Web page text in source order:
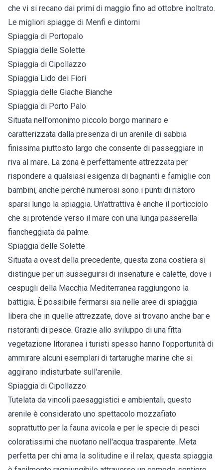
che vi si recano dai primi di maggio fino ad ottobre inoltrato.
Le migliori spiagge di Menfi e dintorni
Spiaggia di Portopalo
Spiaggia delle Solette
Spiaggia di Cipollazzo
Spiaggia Lido dei Fiori
Spiaggia delle Giache Bianche
Spiaggia di Porto Palo
Situata nell'omonimo piccolo borgo marinaro e
caratterizzata dalla presenza di un arenile di sabbia
finissima piuttosto largo che consente di passeggiare in
riva al mare. La zona è perfettamente attrezzata per
rispondere a qualsiasi esigenza di bagnanti e famiglie con
bambini, anche perché numerosi sono i punti di ristoro
sparsi lungo la spiaggia. Un'attrattiva è anche il porticciolo
che si protende verso il mare con una lunga passerella
fiancheggiata da palme.
Spiaggia delle Solette
Situata a ovest della precedente, questa zona costiera si
distingue per un susseguirsi di insenature e calette, dove i
cespugli della Macchia Mediterranea raggiungono la
battigia. È possibile fermarsi sia nelle aree di spiaggia
libera che in quelle attrezzate, dove si trovano anche bar e
ristoranti di pesce. Grazie allo sviluppo di una fitta
vegetazione litoranea i turisti spesso hanno l'opportunità di
ammirare alcuni esemplari di tartarughe marine che si
aggirano indisturbate sull'arenile.
Spiaggia di Cipollazzo
Tutelata da vincoli paesaggistici e ambientali, questo
arenile è considerato uno spettacolo mozzafiato
soprattutto per la fauna avicola e per le specie di pesci
coloratissimi che nuotano nell'acqua trasparente. Meta
perfetta per chi ama la solitudine e il relax, questa spiaggia